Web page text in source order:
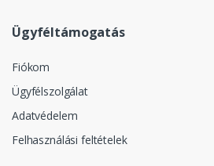
Ügyféltámogatás
Fiókom
Ügyfélszolgálat
Adatvédelem
Felhasználási feltételek